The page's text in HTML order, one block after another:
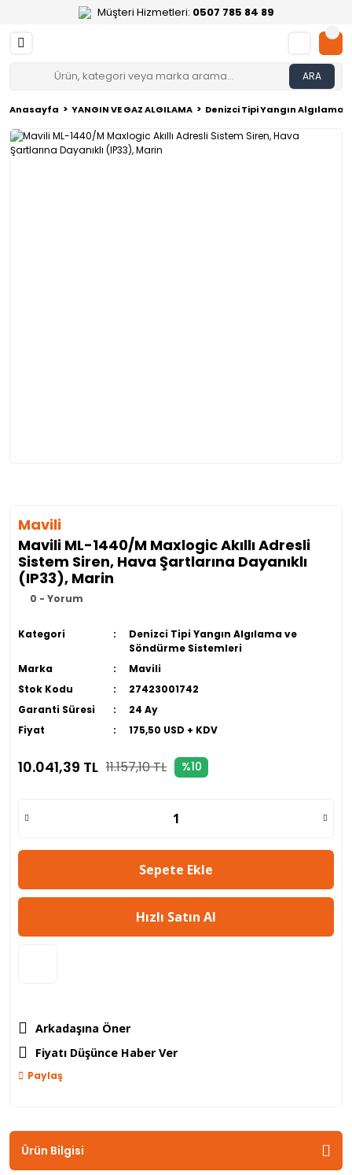
Müşteri Hizmetleri: 0507 785 84 89
ARA
Anasayfa YANGIN VE GAZ ALGILAMA Denizci Tipi Yangın Algılama
Mavili
Mavili ML-1440/M Maxlogic Akıllı Adresli
Sistem Siren, Hava Şartlarına Dayanıklı
(IP33), Marin
0 - Yorum
Kategori
Denizci Tipi Yangın Algılama ve
Söndürme Sistemleri
Marka
Mavili
Stok Kodu
27423001742
Garanti Süresi
24 Ay
Fiyat
175,50 USD + KDV
10.041,39 TL 11.157,10 TL %10
Sepete Ekle
Hızlı Satın Al
Arkadaşına Öner
Fiyatı Düşünce Haber Ver
Paylaş
Ürün Bilgisi